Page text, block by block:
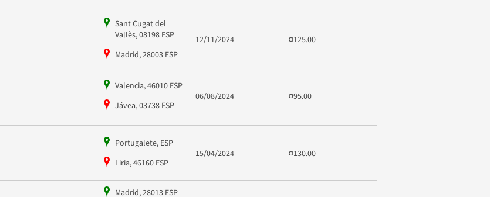
Sant Cugat del
Vallès, 08198 ESP
Madrid, 28003 ESP
12/11/2024 ¤125.00
Valencia, 46010 ESP
Jávea, 03738 ESP
06/08/2024 ¤95.00
Portugalete, ESP
Liria, 46160 ESP
15/04/2024 ¤130.00
Madrid, 28013 ESP